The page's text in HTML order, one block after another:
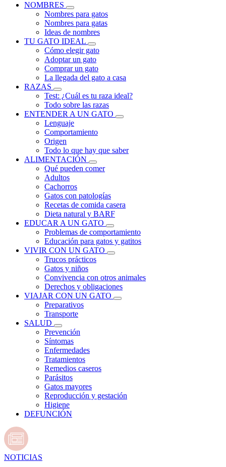
NOMBRES
Nombres para gatos
Nombres para gatas
Ideas de nombres
TU GATO IDEAL
Cómo elegir gato
Adoptar un gato
Comprar un gato
La llegada del gato a casa
RAZAS
Test: ¿Cuál es tu raza ideal?
Todo sobre las razas
ENTENDER A UN GATO
Lenguaje
Comportamiento
Origen
Todo lo que hay que saber
ALIMENTACIÓN
Qué pueden comer
Adultos
Cachorros
Gatos con patologías
Recetas de comida casera
Dieta natural y BARF
EDUCAR A UN GATO
Problemas de comportamiento
Educación para gatos y gatitos
VIVIR CON UN GATO
Trucos prácticos
Gatos y niños
Convivencia con otros animales
Derechos y obligaciones
VIAJAR CON UN GATO
Preparativos
Transporte
SALUD
Prevención
Síntomas
Enfermedades
Tratamientos
Remedios caseros
Parásitos
Gatos mayores
Reproducción y gestación
Higiene
DEFUNCIÓN
NOTICIAS